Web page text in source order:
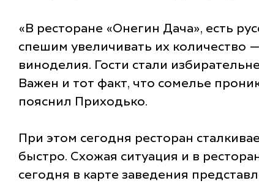
«В ресторане «Онегин Дача», есть
спешим увеличивать их количество
виноделия. Гости стали
Важен и тот факт, что сомелье
пояснил Приходько.
При этом сегодня ресторан
быстро. Схожая ситуация и в
сегодня в карте заведения